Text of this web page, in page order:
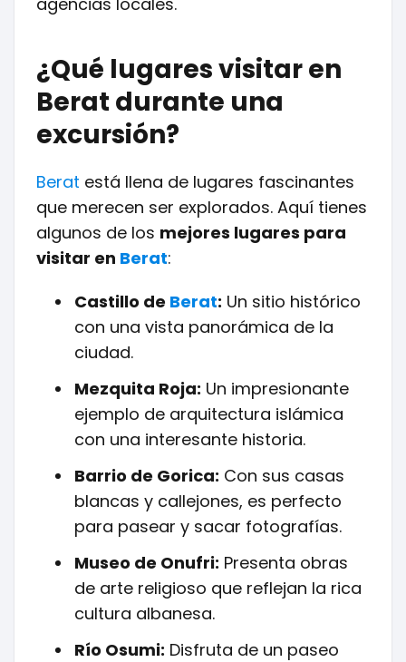
¿Qué lugares visitar en
Berat durante una
excursión?
Berat está llena de lugares fascinantes
que merecen ser explorados. Aquí tienes
algunos de los mejores lugares para
visitar en Berat:
Castillo de Berat: Un sitio histórico
con una vista panorámica de la
ciudad.
Mezquita Roja: Un impresionante
ejemplo de arquitectura islámica
con una interesante historia.
Barrio de Gorica: Con sus casas
blancas y callejones, es perfecto
para pasear y sacar fotografías.
Museo de Onufri: Presenta obras
de arte religioso que reflejan la rica
cultura albanesa.
Río Osumi: Disfruta de un paseo